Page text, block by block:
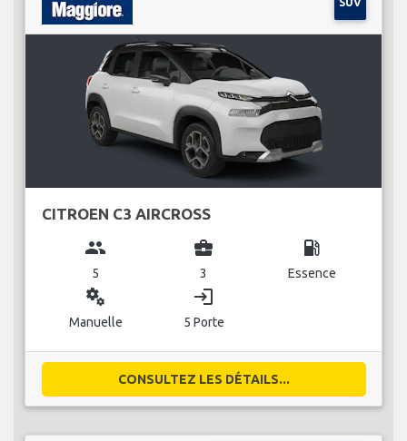
CITROEN C3 AIRCROSS
group
5
business_center
3
local_gas_station
Essence
miscellaneous_services
Manuelle
login
5 Porte
CONSULTEZ LES DÉTAILS...